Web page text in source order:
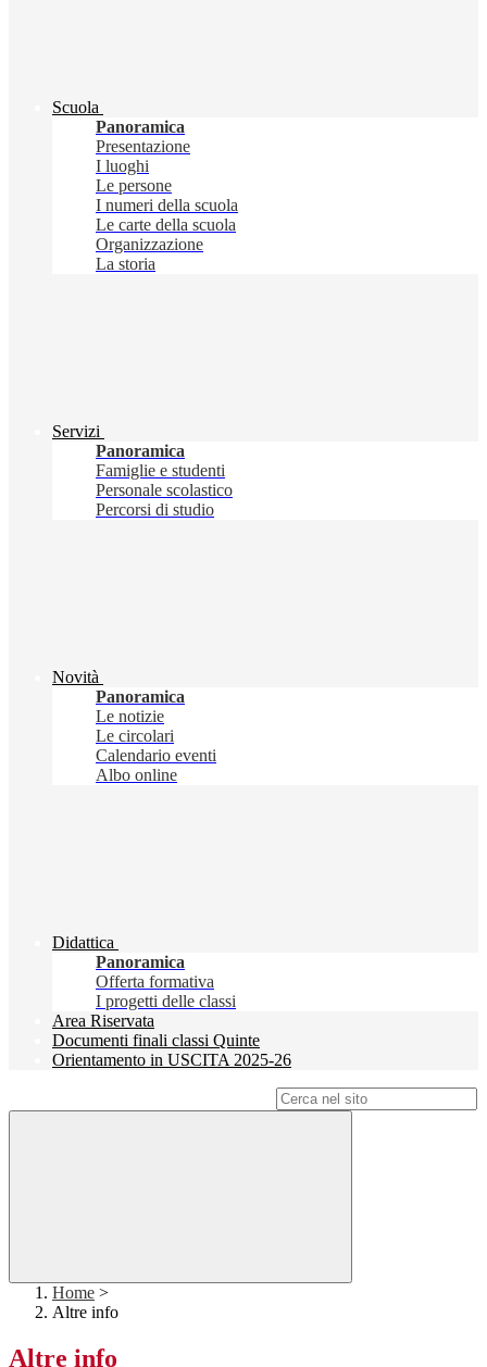
Scuola
Panoramica
Presentazione
I luoghi
Le persone
I numeri della scuola
Le carte della scuola
Organizzazione
La storia
Servizi
Panoramica
Famiglie e studenti
Personale scolastico
Percorsi di studio
Novità
Panoramica
Le notizie
Le circolari
Calendario eventi
Albo online
Didattica
Panoramica
Offerta formativa
I progetti delle classi
Area Riservata
Documenti finali classi Quinte
Orientamento in USCITA 2025-26
Home >
Altre info
Altre info